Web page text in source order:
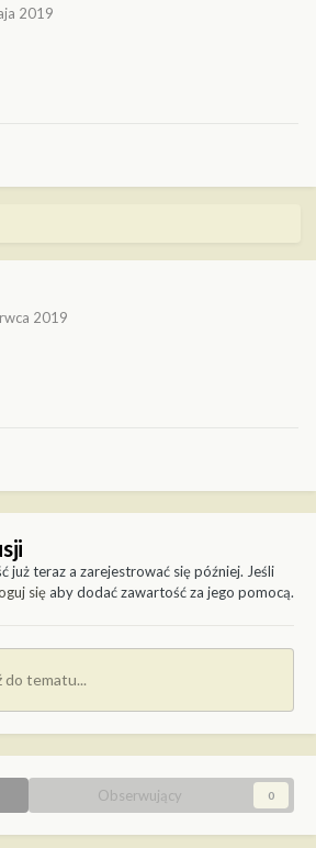
2019
2019
już teraz a zarejestrować się później. Jeśli
sięaby dodać zawartość za jego pomocą.
do tematu...
Obserwujący 0